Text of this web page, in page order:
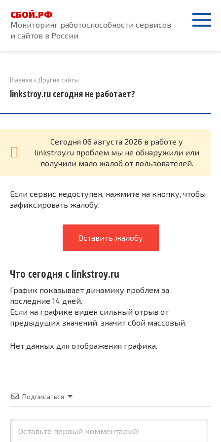
контенту
СБОЙ.РФ
Мониторинг работоспособности сервисов
и сайтов в России
Главная » Другие сайты
linkstroy.ru сегодня не работает?
Cегодня 06 августа 2026 в работе у
linkstroy.ru проблем мы не обнаружили или
получили мало жалоб от пользователей.
Если сервис недоступен, нажмите на кнопку, чтобы
зафиксировать жалобу.
Оставить жалобу
Что сегодня с linkstroy.ru
График показывает динамику проблем за
последние 14 дней.
Если на графике виден сильный отрыв от
предыдущих значений, значит сбой массовый.
Нет данных для отображения графика.
Подписаться